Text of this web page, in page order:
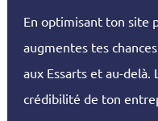
En optimisant ton site
augmentes tes
aux Essarts et au-
crédibilité de ton